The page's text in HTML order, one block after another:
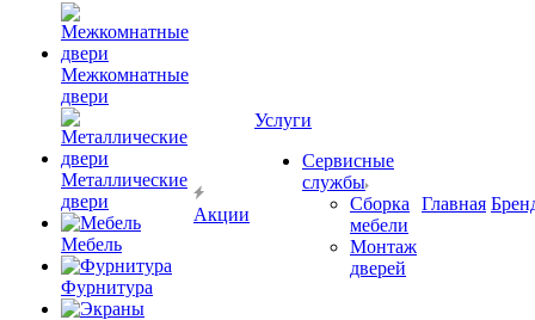
Межкомнатные
двери
Металлические
двери
Мебель
Фурнитура
Акции
Услуги
Сервисные
службы
Сборка
мебели
Монтаж
дверей
Главная